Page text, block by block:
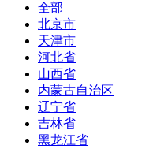
全部
北京市
天津市
河北省
山西省
内蒙古自治区
辽宁省
吉林省
黑龙江省